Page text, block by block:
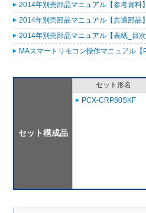
2014年別売部品マニュアル【参考資料
2014年別売部品マニュアル【共通部品
2014年別売部品マニュアル【表紙_目
MAスマートリモコン操作マニュアル
セット構成品
セット形名
PCX-CRP80SKF